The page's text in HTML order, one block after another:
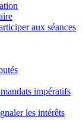
aux séances
impératifs
les intérêts